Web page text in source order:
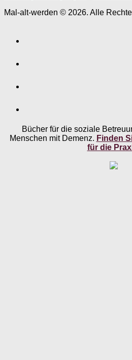
Mal-alt-werden © 2026. Alle
Bücher für die soziale
Menschen mit Demenz. Finden
für die